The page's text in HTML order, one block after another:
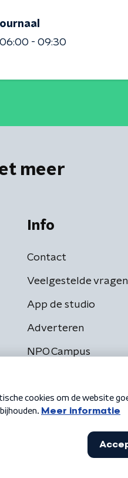
06:00 - 09:30
meer
Info
Contact
Veelgestelde vragen
App de studio
Adverteren
NPO Campus